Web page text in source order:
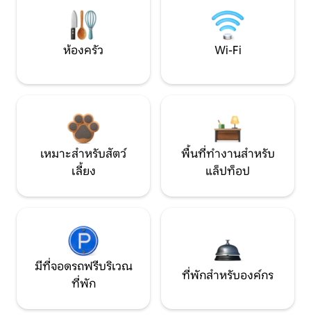
ห้องครัว Wi-Fi
เหมาะสำหรับสัตว์
เลี้ยง
พื้นที่ทำงานสำหรับ
แล็ปท็อป
มีที่จอดรถฟรีบริเวณ
ที่พัก
ที่พักสำหรับองค์กร